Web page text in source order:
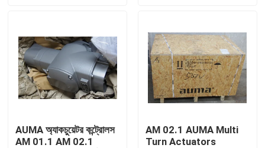
পণ্য
আমাদের সম্বন্ধে
AUMA অ্যাকচুয়েটর কন্ট্রোলস
AM 01.1 AM 02.1
AM 02.1 AUMA Multi
Turn Actuators